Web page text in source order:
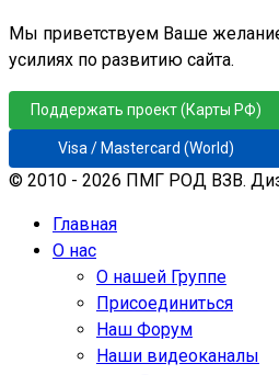
Мы приветствуем Ваше
усилиях по развитию сайта.
Поддержать проект (Карты РФ)
Visa / Mastercard (World)
© 2010 - 2026 ПМГ РОД ВЗВ.
Главная
О нас
О нашей Группе
Присоединиться
Наш Форум
Наши видеоканалы